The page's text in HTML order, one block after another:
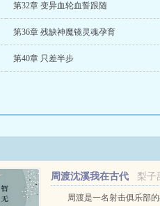
第32章 变异血轮血誓跟随
第36章 残缺神魔镜灵魂孕育
第40章 只差半步
梨子
周渡沈溪我在古代
当猎户小说免费在线阅读
周渡是一名射击俱乐部